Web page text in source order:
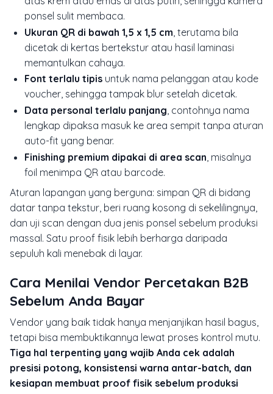
ponsel sulit membaca.
Ukuran QR di bawah 1,5 x 1,5 cm , terutama bila
dicetak di kertas bertekstur atau hasil laminasi
memantulkan cahaya.
Font terlalu tipis untuk nama pelanggan atau kode
voucher, sehingga tampak blur setelah dicetak.
Data personal terlalu panjang, contohnya nama
lengkap dipaksa masuk ke area sempit tanpa aturan
auto-fit yang benar.
Finishing premium dipakai di area scan , misalnya
foil menimpa QR atau barcode.
Aturan lapangan yang berguna: simpan QR di bidang
datar tanpa tekstur, beri ruang kosong di sekelilingnya,
dan uji scan dengan dua jenis ponsel sebelum produksi
massal. Satu proof fisik lebih berharga daripada
sepuluh kali menebak di layar.
Cara Menilai Vendor Percetakan B2B
Sebelum Anda Bayar
Vendor yang baik tidak hanya menjanjikan hasil bagus,
tetapi bisa membuktikannya lewat proses kontrol mutu.
Tiga hal terpenting yang wajib Anda cek adalah
presisi potong, konsistensi warna antar-batch, dan
kesiapan membuat proof fisik sebelum produksi